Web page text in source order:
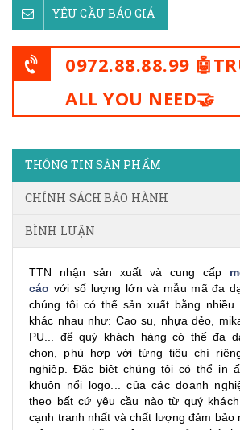
YÊU CẦU BÁO GIÁ
0972.88.88.99
ALL YOU NEED🤝
THÔNG TIN SẢN PHẨM
CHÍNH SÁCH BẢO HÀNH
BÌNH LUẬN
TTN nhận sản xuất và cung cấp
cáo với số lượng lớn và mẫu mã đa
chúng tôi có thể sản xuất bằng nhiều
khác nhau như: Cao su, nhựa dẻo,
PU... để quý khách hàng có thể đa
chọn, phù hợp với từng tiêu chí
nghiệp. Đặc biệt chúng tôi có thể in
khuôn nổi logo... của các doanh
theo bất cứ yêu cầu nào từ quý
cạnh tranh nhất và chất lượng đảm bảo